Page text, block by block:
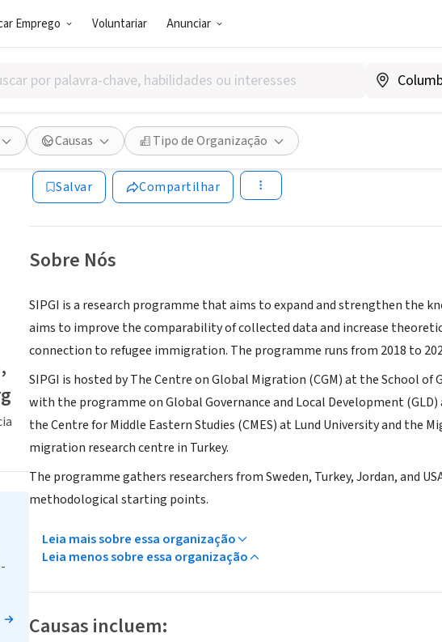
Emprego Voluntariar Anunciar
Causas Tipo de Organização
SIPGI Research Program,
Göteborg, Västra Götalands län, Suécia|www.gu.se/en/sipgi-
Salvar Compartilhar
Sobre Nós
SIPGI is a research programme that aims to expand and strengthen the
aims to improve the comparability of collected data and increase
connection to refugee immigration. The programme runs from 2018 to
SIPGI is hosted by The Centre on Global Migration (CGM) at the School
with the programme on Global Governance and Local Development
the Centre for Middle Eastern Studies (CMES) at Lund University and the
migration research centre in Turkey.
The programme gathers researchers from Sweden, Turkey, Jordan, and
methodological starting points.
Leia mais sobre essa organização
Leia menos sobre essa organização
Causas incluem: